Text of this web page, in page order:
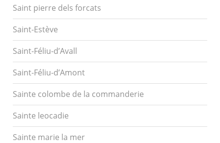
Saint pierre dels forcats
Saint-Estève
Saint-Féliu-d’Avall
Saint-Féliu-d’Amont
Sainte colombe de la commanderie
Sainte leocadie
Sainte marie la mer